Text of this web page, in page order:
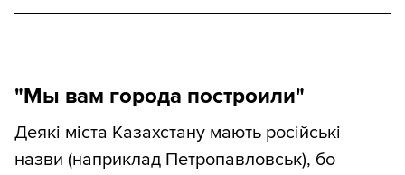
"Мы вам города построили"
Деякі міста Казахстану мають російські
назви (наприклад Петропавловськ), бо